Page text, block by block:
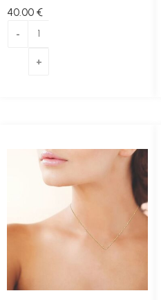
40.00 €